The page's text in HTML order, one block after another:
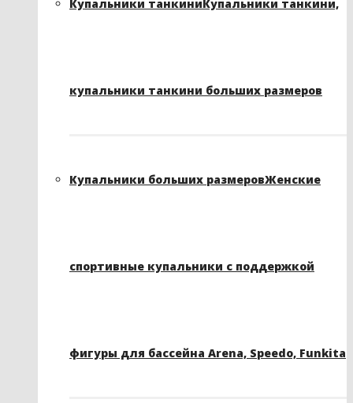
Купальники танкини Купальники танкини,
купальники танкини больших размеров
Купальники больших размеровЖенские
спортивные купальники с поддержкой
фигуры для бассейна Arena, Speedo, Funkita